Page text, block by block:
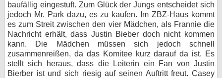
baufällig eingestuft. Zum Glück der Jungs entscheidet sich
jedoch Mr. Park dazu, es zu kaufen. Im ZBZ-Haus kommt
es zum Streit zwischen den vier Mädchen, als Frannie die
Nachricht erhält, dass Justin Bieber doch nicht kommen
kann. Die Mädchen müssen sich jedoch schnell
zusammenreißen, da das Komitee kurz darauf da ist. Es
stellt sich heraus, dass die Leiterin ein Fan von Justin
Bierber ist und sich riesig auf seinen Auftritt freut. Casey